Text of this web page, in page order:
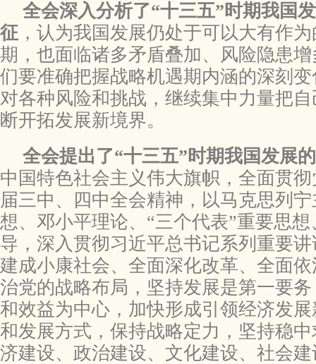
全会深入分析了“十三五”时期我国
征 ，认为我国发展仍处于可以大有作
期，也面临诸多矛盾叠加、风险隐患
们要准确把握战略机遇期内涵的深刻
对各种风险和挑战，继续集中力量把
断开拓发展新境界。
全会提出了“十三五”时期我国发展
中国特色社会主义伟大旗帜，全面贯
届三中、四中全会精神，以马克思列
想、邓小平理论、“三个代表”重要思
导，深入贯彻习近平总书记系列重要
建成小康社会、全面深化改革、全面
治党的战略布局，坚持发展是第一要
和效益为中心，加快形成引领经济发
和发展方式，保持战略定力，坚持稳
济建设、政治建设、文化建设、社会